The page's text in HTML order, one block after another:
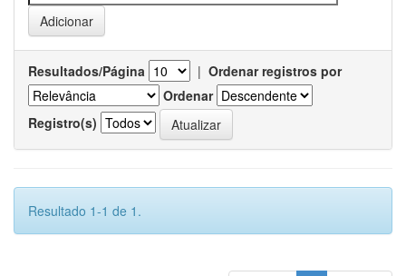
Resultados/Página | Ordenar registros por
Ordenar
Registro(s)
Resultado 1-1 de 1.